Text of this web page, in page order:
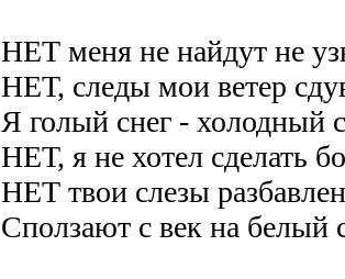
НЕТ меня не найдут не
НЕТ, следы мои ветер
Я голый снег - холодный
НЕТ, я не хотел сделать
НЕТ твои слезы
Сползают с век на белый